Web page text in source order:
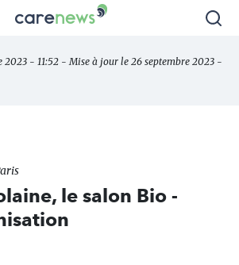
Carenews,
des
2023 - 11:52 - Mise à jour le 26 septembre 2023 -
le salon Bio -